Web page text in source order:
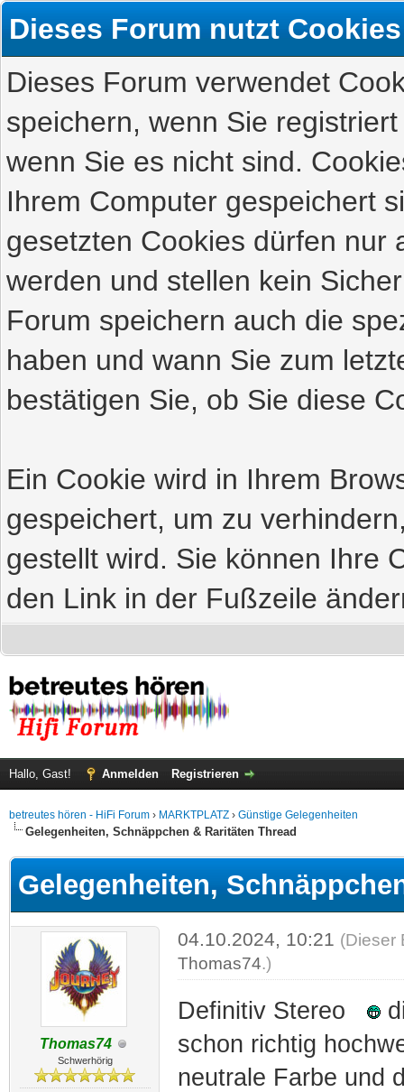
Dieses Forum nutzt Cookies
Dieses Forum verwendet
speichern, wenn Sie
wenn Sie es nicht sind.
Ihrem Computer gespeichert
gesetzten Cookies dürfen nur
werden und stellen kein
Forum speichern auch die
haben und wann Sie zum
bestätigen Sie, ob Sie diese
Ein Cookie wird in Ihrem
gespeichert, um zu
gestellt wird. Sie können Ihre
den Link in der Fußzeile
Hallo, Gast! Anmelden Registrieren
betreutes hören - HiFi Forum › MARKTPLATZ › Günstige Gelegenheiten
Gelegenheiten, Schnäppchen & Raritäten Thread
Gelegenheiten,
Thomas74
Schwerhörig
04.10.2024, 10:21 (Dieser
Thomas74.)
Definitiv Stereo
schon richtig
neutrale Farbe und